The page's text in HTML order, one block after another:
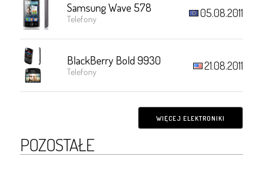
Samsung Wave 578
Telefony 05.08.2011
BlackBerry Bold 9930
Telefony 21.08.2011
WIĘCEJ ELEKTRONIKI
POZOSTAŁE